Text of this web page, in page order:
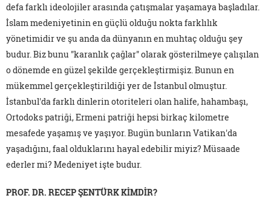
defa farklı ideolojiler arasında çatışmalar yaşamaya başladılar.
İslam medeniyetinin en güçlü olduğu nokta farklılık
yönetimidir ve şu anda da dünyanın en muhtaç olduğu şey
budur. Biz bunu "karanlık çağlar" olarak gösterilmeye çalışılan
o dönemde en güzel şekilde gerçekleştirmişiz. Bunun en
mükemmel gerçekleştirildiği yer de İstanbul olmuştur.
İstanbul'da farklı dinlerin otoriteleri olan halife, hahambaşı,
Ortodoks patriği, Ermeni patriği hepsi birkaç kilometre
mesafede yaşamış ve yaşıyor. Bugün bunların Vatikan'da
yaşadığını, faal olduklarını hayal edebilir miyiz? Müsaade
ederler mi? Medeniyet işte budur.
PROF. DR. RECEP ŞENTÜRK KİMDİR?